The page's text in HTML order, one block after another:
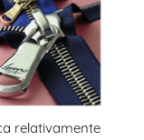
relativamente